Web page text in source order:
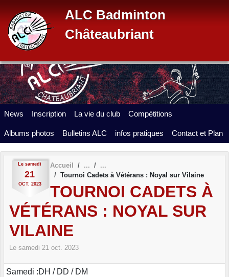
ALC Badminton
Châteaubriant
News Inscription La vie du club Compétitions
Albums photos Bulletins ALC infos pratiques Contact et Plan
Le samedi
21
OCT. 2023
Accueil
Tournoi Cadets à Vétérans : Noyal sur Vilaine
TOURNOI CADETS À
VÉTÉRANS : NOYAL SUR
VILAINE
Le samedi 21 oct. 2023
Samedi :DH / DD / DM